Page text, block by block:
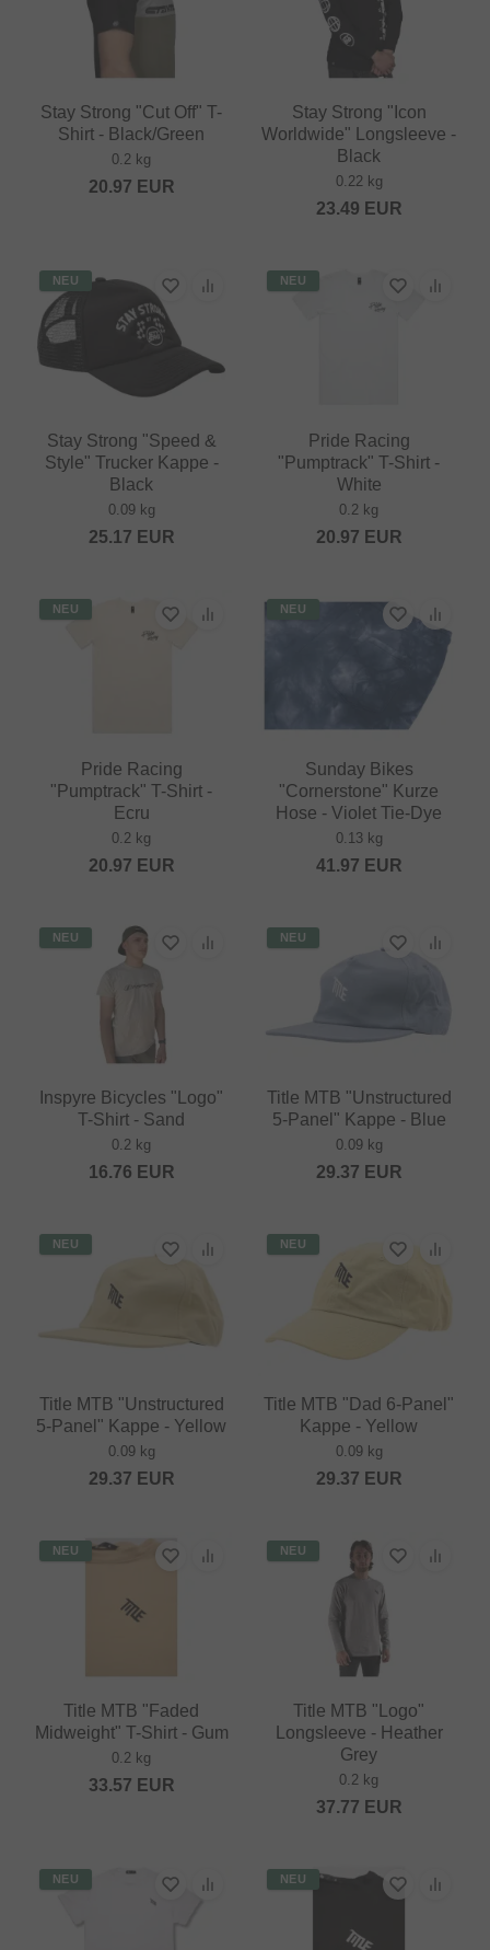
Stay Strong "Cut Off" T-
Shirt - Black/Green
0.2 kg
20.97 EUR
Stay Strong "Icon
Worldwide" Longsleeve -
Black
0.22 kg
23.49 EUR
NEU
Stay Strong "Speed &
Style" Trucker Kappe -
Black
0.09 kg
25.17 EUR
NEU
Pride Racing
"Pumptrack" T-Shirt -
White
0.2 kg
20.97 EUR
NEU
Pride Racing
"Pumptrack" T-Shirt -
Ecru
0.2 kg
20.97 EUR
NEU
Sunday Bikes
"Cornerstone" Kurze
Hose - Violet Tie-Dye
0.13 kg
41.97 EUR
NEU
Inspyre Bicycles "Logo"
T-Shirt - Sand
0.2 kg
16.76 EUR
NEU
Title MTB "Unstructured
5-Panel" Kappe - Blue
0.09 kg
29.37 EUR
NEU
Title MTB "Unstructured
5-Panel" Kappe - Yellow
0.09 kg
29.37 EUR
NEU
Title MTB "Dad 6-Panel"
Kappe - Yellow
0.09 kg
29.37 EUR
NEU
Title MTB "Faded
Midweight" T-Shirt - Gum
0.2 kg
33.57 EUR
NEU
Title MTB "Logo"
Longsleeve - Heather
Grey
0.2 kg
37.77 EUR
NEU NEU